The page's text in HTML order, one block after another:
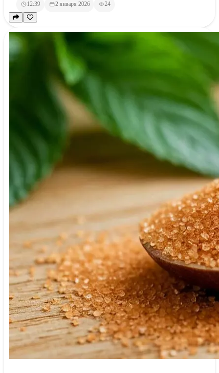
12:39 2 января 2026 24